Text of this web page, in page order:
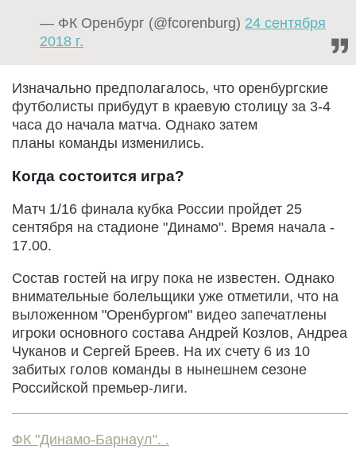
— ФК Оренбург (@fcorenburg) 24 сентября
2018 г.
Изначально предполагалось, что оренбургские
футболисты прибудут в краевую столицу за 3-4
часа до начала матча. Однако затем
планы команды изменились.
Когда состоится игра?
Матч 1/16 финала кубка России пройдет 25
сентября на стадионе "Динамо". Время начала -
17.00.
Состав гостей на игру пока не известен. Однако
внимательные болельщики уже отметили, что на
выложенном "Оренбургом" видео запечатлены
игроки основного состава Андрей Козлов, Андреа
Чуканов и Сергей Бреев. На их счету 6 из 10
забитых голов команды в нынешнем сезоне
Российской премьер-лиги.
ФК "Динамо-Барнаул". .